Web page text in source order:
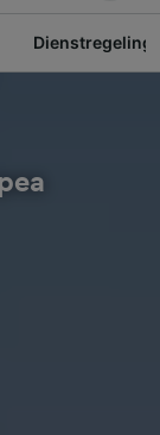
Dienstregeling